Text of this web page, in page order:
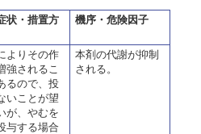
状・措置方
機序・危険因子
よりその作
強されるこ
るので、投
いことが望
が、やむを
与する場合
本剤の代謝が抑制
される。